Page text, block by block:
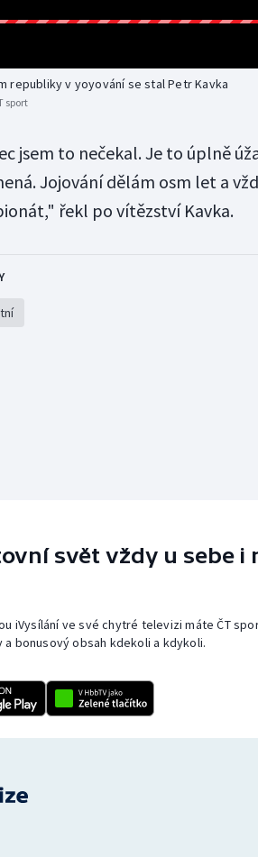
republiky v yoyování se stal Petr Kavka
sport
jsem to nečekal. Je to úplně
Jojování dělám osm let a
řekl po vítězství Kavka.
svět vždy u sebe i
iVysílání ve své chytré televizi máte ČT
bonusový obsah kdekoli a kdykoli.